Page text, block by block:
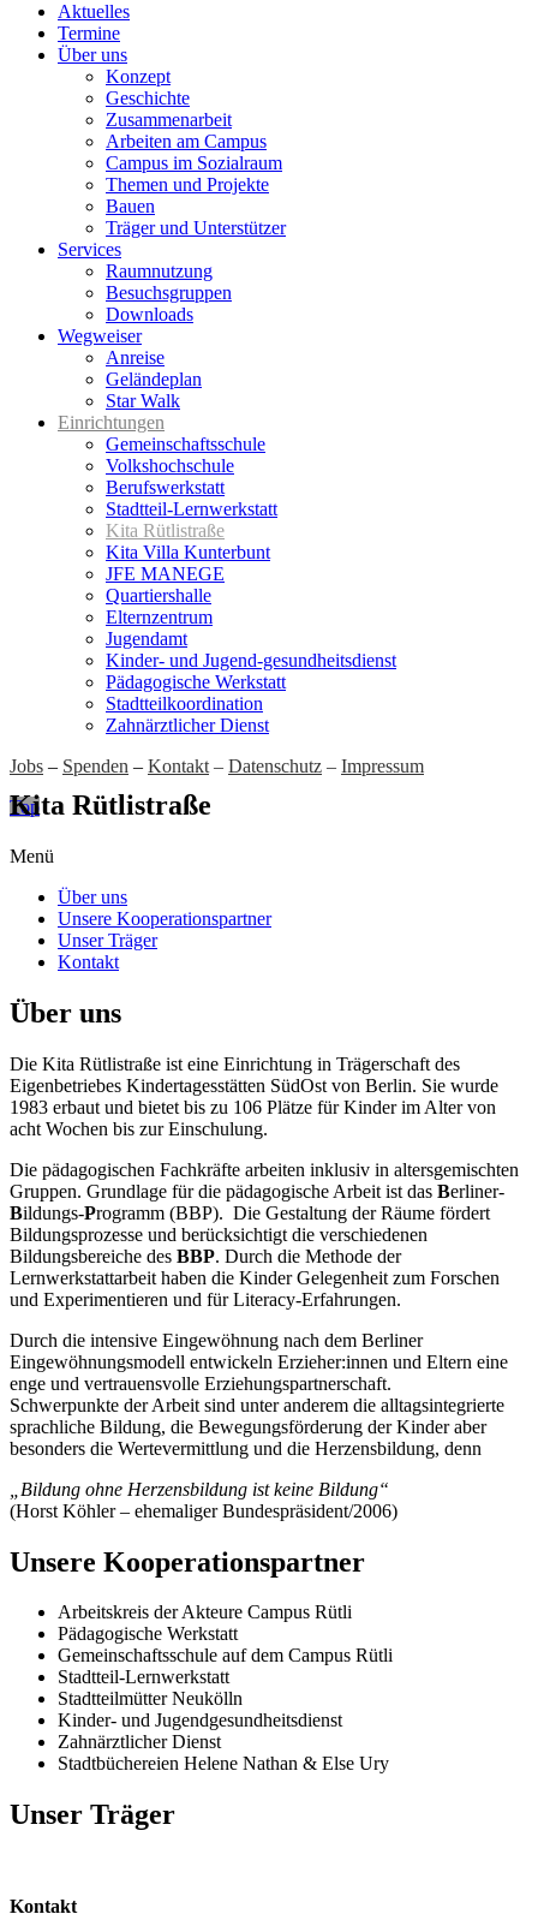
Aktuelles
Termine
Über uns
Konzept
Geschichte
Zusammenarbeit
Arbeiten am Campus
Campus im Sozialraum
Themen und Projekte
Bauen
Träger und Unterstützer
Services
Raumnutzung
Besuchsgruppen
Downloads
Wegweiser
Anreise
Geländeplan
Star Walk
Einrichtungen
Gemeinschaftsschule
Volkshochschule
Berufswerkstatt
Stadtteil-Lernwerkstatt
Kita Rütlistraße
Kita Villa Kunterbunt
JFE MANEGE
Quartiershalle
Elternzentrum
Jugendamt
Kinder- und Jugend-gesundheitsdienst
Pädagogische Werkstatt
Stadtteilkoordination
Zahnärztlicher Dienst
Jobs – Spenden – Kontakt – Datenschutz – Impressum
Top
Kita Rütlistraße
Menü
Über uns
Unsere Kooperationspartner
Unser Träger
Kontakt
Über uns
Die Kita Rütlistraße ist eine Einrichtung in Trägerschaft des
Eigenbetriebes Kindertagesstätten SüdOst von Berlin. Sie wurde
1983 erbaut und bietet bis zu 106 Plätze für Kinder im Alter von
acht Wochen bis zur Einschulung.
Die pädagogischen Fachkräfte arbeiten inklusiv in altersgemischten
Gruppen. Grundlage für die pädagogische Arbeit ist das Berliner-
Bildungs-Programm (BBP). Die Gestaltung der Räume fördert
Bildungsprozesse und berücksichtigt die verschiedenen
Bildungsbereiche des BBP. Durch die Methode der
Lernwerkstattarbeit haben die Kinder Gelegenheit zum Forschen
und Experimentieren und für Literacy-Erfahrungen.
Durch die intensive Eingewöhnung nach dem Berliner
Eingewöhnungsmodell entwickeln Erzieher:innen und Eltern eine
enge und vertrauensvolle Erziehungspartnerschaft.
Schwerpunkte der Arbeit sind unter anderem die alltagsintegrierte
sprachliche Bildung, die Bewegungsförderung der Kinder aber
besonders die Wertevermittlung und die Herzensbildung, denn
„Bildung ohne Herzensbildung ist keine Bildung“
(Horst Köhler – ehemaliger Bundespräsident/2006)
Unsere Kooperationspartner
Arbeitskreis der Akteure Campus Rütli
Pädagogische Werkstatt
Gemeinschaftsschule auf dem Campus Rütli
Stadtteil-Lernwerkstatt
Stadtteilmütter Neukölln
Kinder- und Jugendgesundheitsdienst
Zahnärztlicher Dienst
Stadtbüchereien Helene Nathan & Else Ury
Unser Träger
Kontakt